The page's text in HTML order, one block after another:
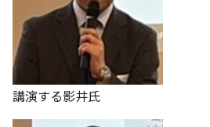
講演する影井氏